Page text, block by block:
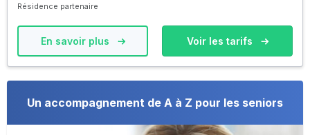
Résidence partenaire
En savoir plus Voir les tarifs
Un accompagnement de A à Z pour les seniors